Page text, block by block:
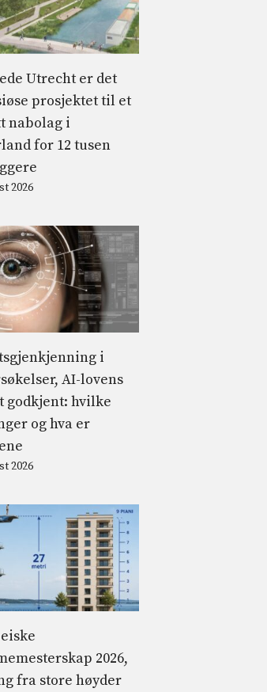
Utrecht er det
prosjektet til et
nabolag i
for 12 tusen
2026
i
AI-lovens
godkjent: hvilke
og hva er
2026
2026,
fra store høyder